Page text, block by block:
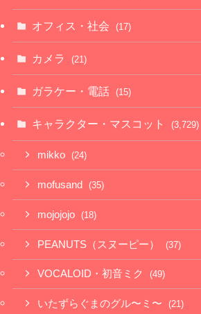
オフィス・社会 (17)
カメラ (21)
ガラケー・電話 (15)
キャラクター・マスコット (3,729)
mikko (24)
mofusand (35)
mojojojo (18)
PEANUTS（スヌーピー） (37)
VOCALOID・初音ミク (49)
いたずらぐまのグル〜ミ〜 (21)